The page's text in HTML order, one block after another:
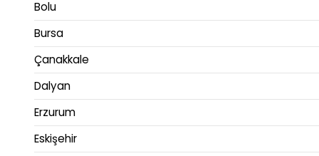
Bolu
Bursa
Çanakkale
Dalyan
Erzurum
Eskişehir